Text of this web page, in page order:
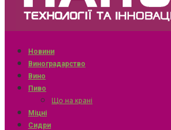
Новини
Виноградарство
Вино
Пиво
Що на крані
Міцні
Сидри